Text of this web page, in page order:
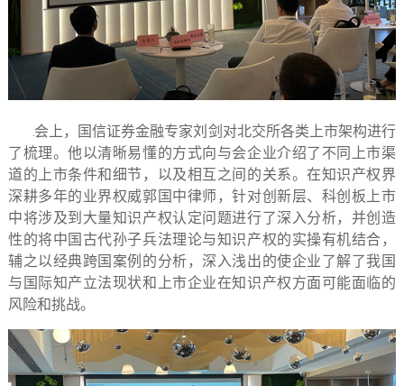
会上，国信证券金融专家刘剑对北交所各类上市架构进行
了梳理。他以清晰易懂的方式向与会企业介绍了不同上市渠
道的上市条件和细节，以及相互之间的关系。在知识产权界
深耕多年的业界权威郭国中律师，针对创新层、科创板上市
中将涉及到大量知识产权认定问题进行了深入分析，并创造
性的将中国古代孙子兵法理论与知识产权的实操有机结合，
辅之以经典跨国案例的分析，深入浅出的使企业了解了我国
与国际知产立法现状和上市企业在知识产权方面可能面临的
风险和挑战。